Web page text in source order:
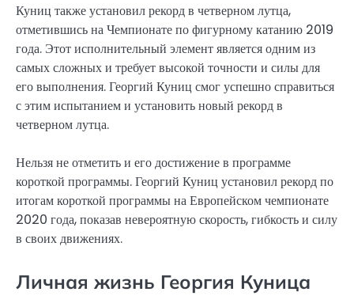
Куниц также установил рекорд в четверном лутца,
отметившись на Чемпионате по фигурному катанию 2019
года. Этот исполнительный элемент является одним из
самых сложных и требует высокой точности и силы для
его выполнения. Георгий Куниц смог успешно справиться
с этим испытанием и установить новый рекорд в
четверном лутца.
Нельзя не отметить и его достижение в программе
короткой программы. Георгий Куниц установил рекорд по
итогам короткой программы на Европейском чемпионате
2020 года, показав невероятную скорость, гибкость и силу
в своих движениях.
Личная жизнь Георгия Куница